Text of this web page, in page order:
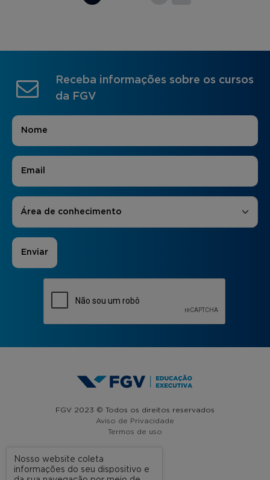
Receba informações sobre os cursos
da FGV
Nome
E-mail
Áreas de Interesse
Área de conhecimento
FGV 2023 © Todos os direitos reservados
Aviso de Privacidade
Termos de uso
A FGV
Nosso website coleta
informações do seu dispositivo e